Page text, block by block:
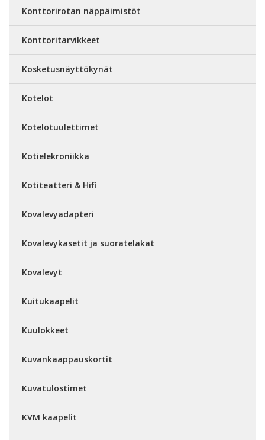
Konttorirotan näppäimistöt
Konttoritarvikkeet
Kosketusnäyttökynät
Kotelot
Kotelotuulettimet
Kotielekroniikka
Kotiteatteri & Hifi
Kovalevyadapteri
Kovalevykasetit ja suoratelakat
Kovalevyt
Kuitukaapelit
Kuulokkeet
Kuvankaappauskortit
Kuvatulostimet
KVM kaapelit